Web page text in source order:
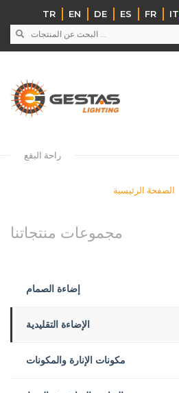
TR EN DE ES FR IT
راحة البقع
الصفحة الرئيسية
مجموعات منتجاتنا
إضاءة الصمام
الإضاءة التقليدية
مكونات الإنارة والمكونات